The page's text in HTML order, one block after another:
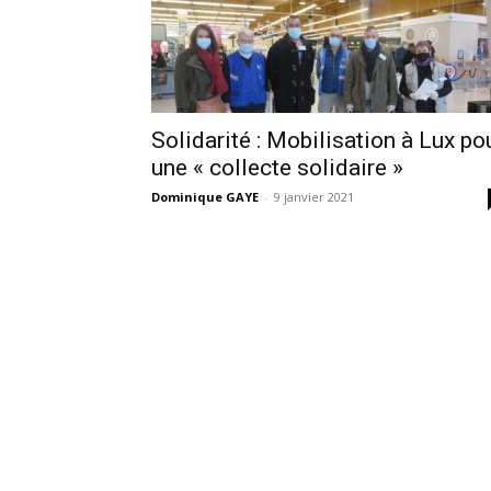
Solidarité : Mobilisation à Lux
une « collecte solidaire »
Dominique GAYE - 9 janvier 2021